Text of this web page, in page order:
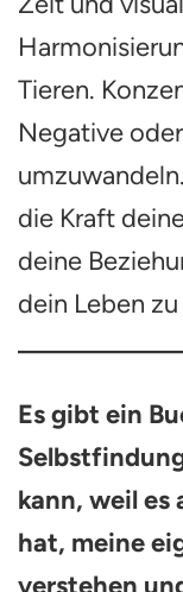
Tieren.
Negative
die Kraft
deine
dein Leben
Es gibt ein
kann, weil es
hat, meine
verstehen